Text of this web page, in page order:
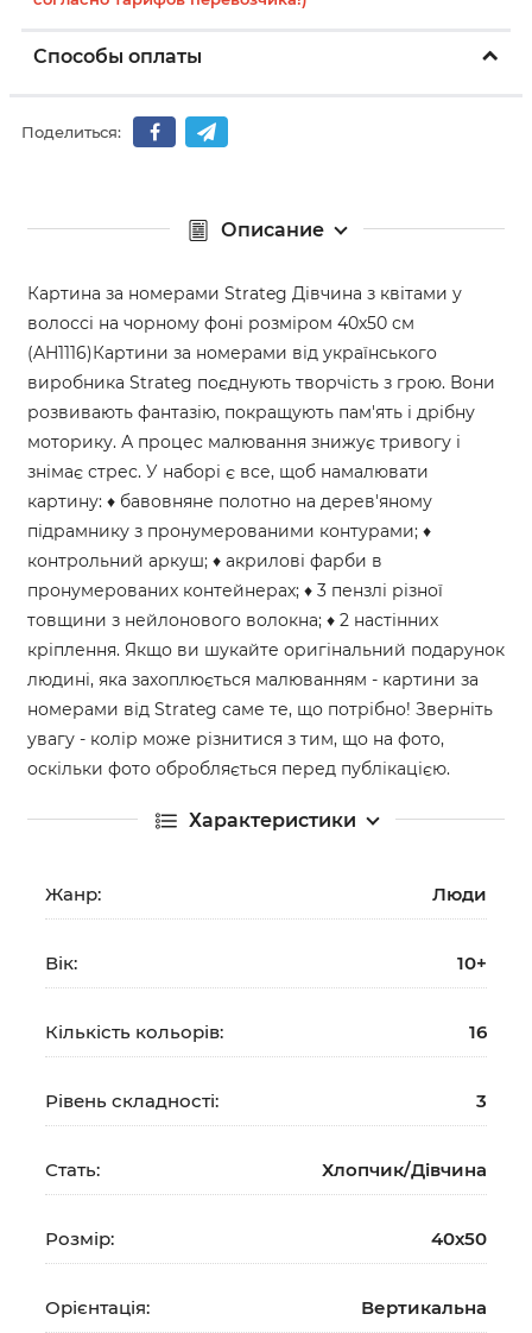
Способы оплаты
Поделиться:
Описание
Картина за номерами Strateg Дівчина з квітами у
волоссі на чорному фоні розміром 40х50 см
(AH1116)Картини за номерами від українського
виробника Strateg поєднують творчість з грою. Вони
розвивають фантазію, покращують пам'ять і дрібну
моторику. А процес малювання знижує тривогу і
знімає стрес. У наборі є все, щоб намалювати
картину: ♦ бавовняне полотно на дерев'яному
підрамнику з пронумерованими контурами; ♦
контрольний аркуш; ♦ акрилові фарби в
пронумерованих контейнерах; ♦ 3 пензлі різної
товщини з нейлонового волокна; ♦ 2 настінних
кріплення. Якщо ви шукайте оригінальний подарунок
людині, яка захоплюється малюванням - картини за
номерами від Strateg саме те, що потрібно! Зверніть
увагу - колір може різнитися з тим, що на фото,
оскільки фото обробляється перед публікацією.
Характеристики
Жанр: Люди
Вік: 10+
Кількість кольорів: 16
Рівень складності: 3
Стать: Хлопчик/Дiвчина
Розмір: 40х50
Орієнтація: Вертикальна